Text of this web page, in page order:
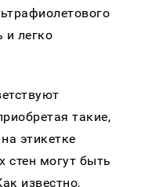
и легко
такие,
этикетке
стен могут быть
известно,